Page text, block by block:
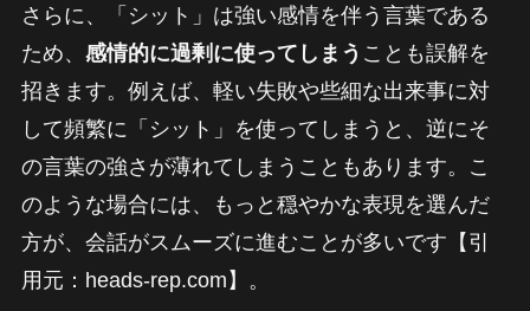
さらに、「シット」は強い感情を伴う言葉である
ため、 感情的に過剰に使ってしまう ことも誤解を
招きます。例えば、軽い失敗や些細な出来事に対
して頻繁に「シット」を使ってしまうと、逆にそ
の言葉の強さが薄れてしまうこともあります。こ
のような場合には、もっと穏やかな表現を選んだ
方が、会話がスムーズに進むことが多いです【引
用元：heads-rep.com】。